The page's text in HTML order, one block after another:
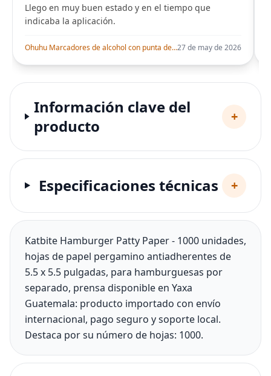
Llego en muy buen estado y en el tiempo que
indicaba la aplicación.
Ohuhu Marcadores de alcohol con punta de pincel – Juego de marcadores artísticos de doble punta con certificación AP para artistas adultos27 de may de 2026
Información clave del
producto
+
Especificaciones técnicas +
Katbite Hamburger Patty Paper - 1000 unidades,
hojas de papel pergamino antiadherentes de
5.5 x 5.5 pulgadas, para hamburguesas por
separado, prensa disponible en Yaxa
Guatemala: producto importado con envío
internacional, pago seguro y soporte local.
Destaca por su número de hojas: 1000.